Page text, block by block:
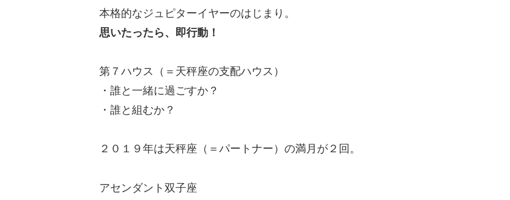
本格的なジュピターイヤーのはじまり。
思いたったら、即行動！
第７ハウス（＝天秤座の支配ハウス）
・誰と一緒に過ごすか？
・誰と組むか？
２０１９年は天秤座（＝パートナー）の満月が２回。
アセンダント双子座